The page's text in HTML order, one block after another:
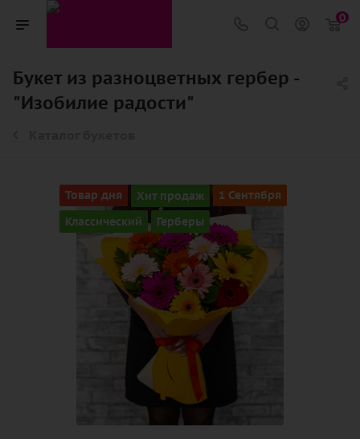
0
Букет из разноцветных гербер -
"Изобилие радости"
Товар дня Хит продаж 1 Сентября
Классический Герберы